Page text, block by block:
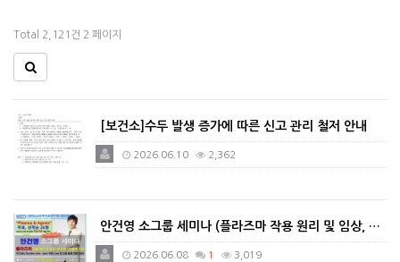
Total 2,121건 2 페이지
[보건소]수두 발생 증가에 따른 신고 관리 철저 안내
2026.06.10 2,362
안건영 소그룹 세미나 (플라즈마 작용 원리 및 임상, …
2026.06.08 1 3,019